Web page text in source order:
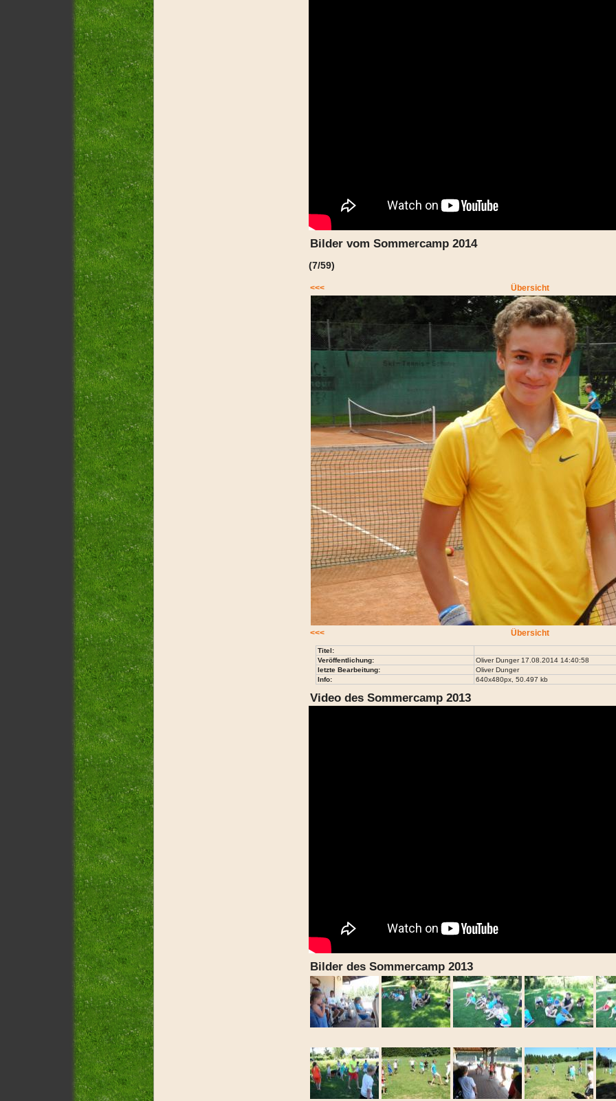
Bilder vom Sommercamp 2014
(7/59)
<<< Übersicht
<<< Übersicht
Titel:
Veröffentlichung:
Oliver Dunger 17.08.2014 14:40:58
letzte Bearbeitung:
Oliver Dunger
Info:
640x480px, 50.497 kb
Video des Sommercamp 2013
Bilder des Sommercamp 2013